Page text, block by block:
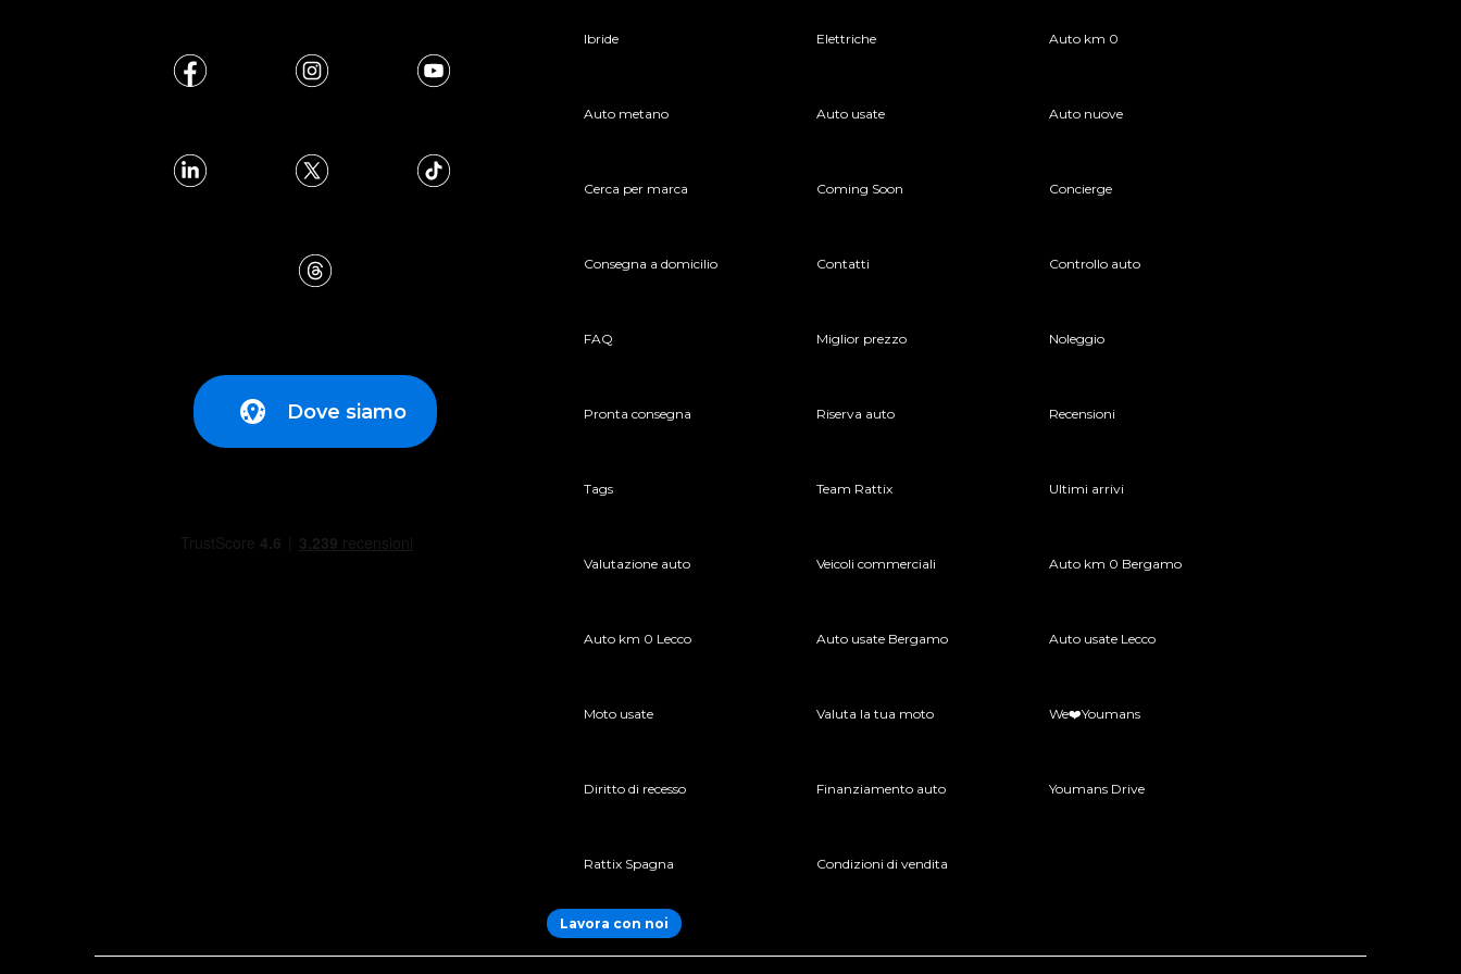
Dove siamo
Ibride Elettriche Auto km 0
Auto metano Auto usate Auto nuove
Cerca per marca Coming Soon Concierge
Consegna a domicilio Contatti Controllo auto
FAQ Miglior prezzo Noleggio
Pronta consegna Riserva auto Recensioni
Tags Team Rattix Ultimi arrivi
Valutazione auto Veicoli commerciali Auto km 0 Bergamo
Auto km 0 Lecco Auto usate Bergamo Auto usate Lecco
Moto usate Valuta la tua moto We❤️Youmans
Diritto di recesso Finanziamento auto Youmans Drive
Rattix Spagna Condizioni di vendita
Lavora con noi